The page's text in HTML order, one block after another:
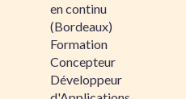
en continu
(Bordeaux)
Formation
Concepteur
Développeur